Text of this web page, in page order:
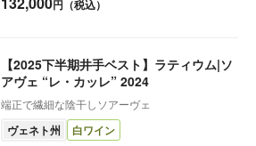
円（税込）
【2025下半期井手ベスト】ラティウム|ソ
アヴェ “レ・カッレ” 2024
端正で繊細な陰干しソアーヴェ
ヴェネト州 白ワイン